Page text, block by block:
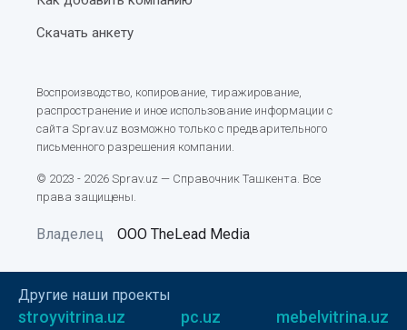
Скачать анкету
Воспроизводство, копирование, тиражирование,
распространение и иное использование информации с
сайта Sprav.uz возможно только с предварительного
письменного разрешения компании.
© 2023 - 2026 Sprav.uz — Справочник Ташкента. Все
права защищены.
Владелец ООО TheLead Media
Другие наши проекты
stroyvitrina.uz pc.uz mebelvitrina.uz